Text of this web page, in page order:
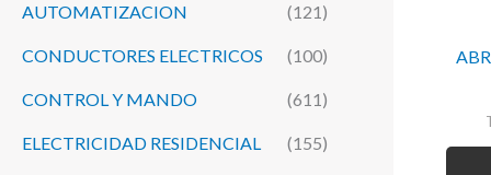
AUTOMATIZACION (121)
CONDUCTORES ELECTRICOS (100)
CONTROL Y MANDO (611)
ELECTRICIDAD RESIDENCIAL (155)